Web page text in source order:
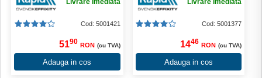
Livrare imediata
Cod: 5001421
5190 RON (cu TVA)
Adauga in cos
Livrare imediata
Cod: 5001377
1446 RON (cu TVA)
Adauga in cos